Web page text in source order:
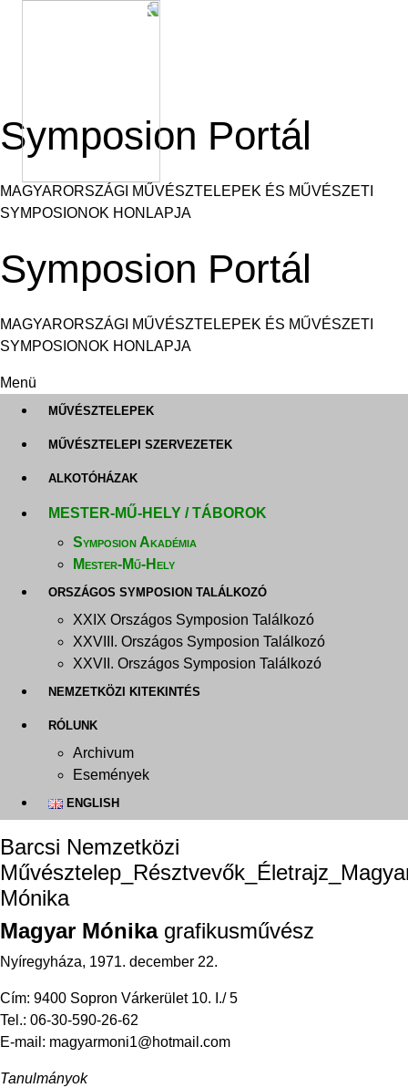
Symposion Portál
MAGYARORSZÁGI MŰVÉSZTELEPEK ÉS MŰVÉSZETI
SYMPOSIONOK HONLAPJA
Symposion Portál
MAGYARORSZÁGI MŰVÉSZTELEPEK ÉS MŰVÉSZETI
SYMPOSIONOK HONLAPJA
Menü
MŰVÉSZTELEPEK
MŰVÉSZTELEPI SZERVEZETEK
ALKOTÓHÁZAK
MESTER-MŰ-HELY / TÁBOROK
Symposion Akadémia
Mester-Mű-Hely
ORSZÁGOS SYMPOSION TALÁLKOZÓ
XXIX Országos Symposion Találkozó
XXVIII. Országos Symposion Találkozó
XXVII. Országos Symposion Találkozó
NEMZETKÖZI KITEKINTÉS
RÓLUNK
Archivum
Események
ENGLISH
Barcsi Nemzetközi
Mónika
Magyar Mónika grafikusművész
Nyíregyháza, 1971. december 22.
Cím: 9400 Sopron Várkerület 10. I./ 5
Tel.: 06-30-590-26-62
E-mail: magyarmoni1@hotmail.com
Tanulmányok